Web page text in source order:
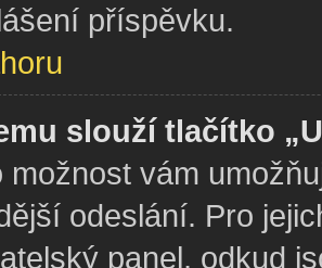
příspěvku.
slouží tlačítko
možnost vám
odeslání. Pro
panel, odkud